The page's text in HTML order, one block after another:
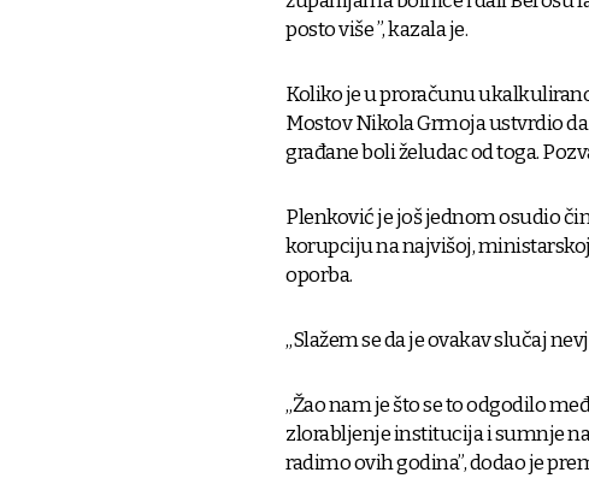
posto više ”, kazala je.
Koliko je u proračunu
Mostov Nikola Grmoja ustvrdio
građane boli želudac od toga.
Plenković je još jednom osudio
korupciju na najvišoj,
oporba.
„Slažem se da je ovakav slučaj
„Žao nam je što se to odgodilo
zlorabljenje institucija i sumnje
radimo ovih godina”, dodao je